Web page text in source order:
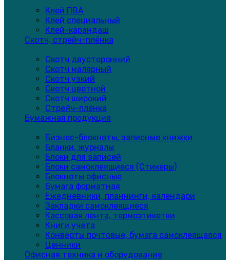
Клей ПВА
Клей специальный
Клей-карандаш
Скотч, стрейч-плёнка
Скотч двусторонний
Скотч малярный
Скотч узкий
Скотч цветной
Скотч широкий
Стрейч-плёнка
Бумажная продукция
Бизнес-блокноты, записные книжки
Бланки, журналы
Блоки для записей
Блоки самоклеящиеся (Стикеры)
Блокноты офисные
Бумага форматная
Ежедневники, планнинги, календари
Закладки самоклеящиеся
Кассовая лента, термоэтикетки
Книги учета
Конверты почтовые, бумага самоклеящаяся
Ценники
Офисная техника и оборудование